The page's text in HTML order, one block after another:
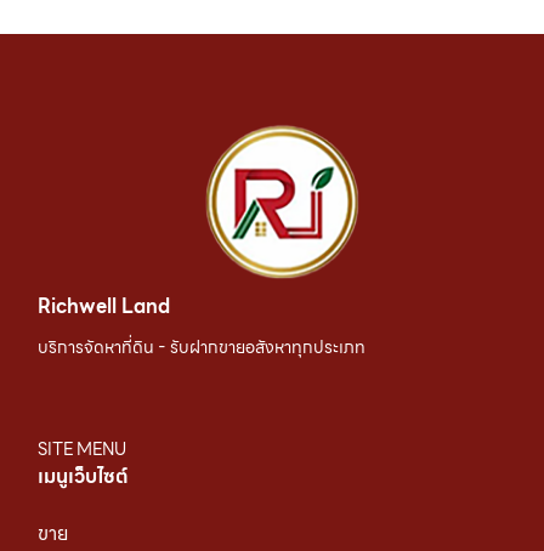
Richwell Land
บริการจัดหาที่ดิน - รับฝากขายอสังหาทุกประเภท
SITE MENU
เมนูเว็บไซต์
ขาย